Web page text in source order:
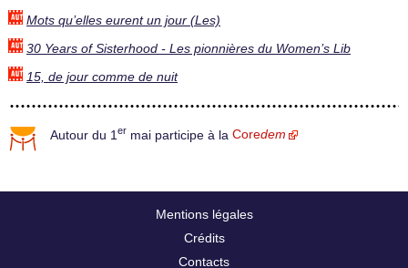
Mots qu’elles eurent un jour (Les)
30 Years of Sisterhood - Les pionnières du Women’s Lib
15, de jour comme de nuit
Autour du 1 er mai participe à la Coredem
Mentions légales
Crédits
Contacts